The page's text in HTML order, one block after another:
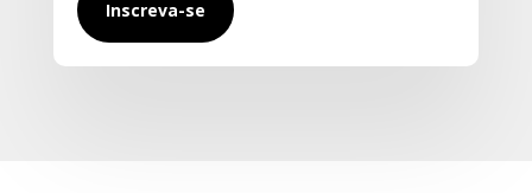
Inscreva-se